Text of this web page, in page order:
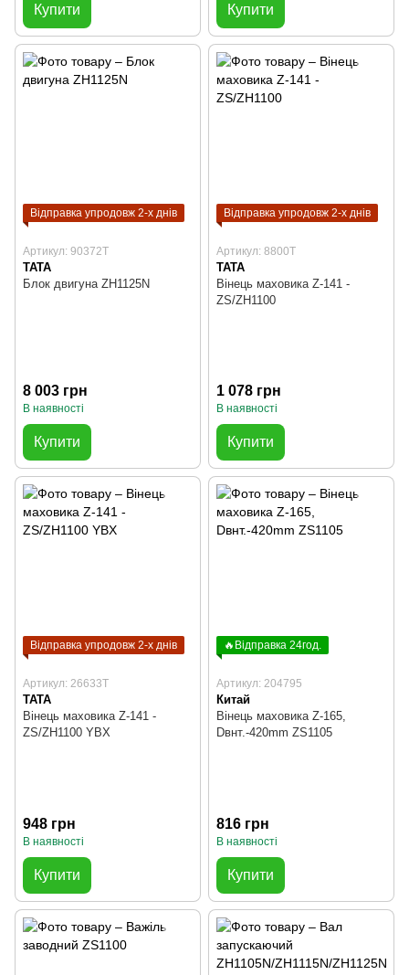
Купити Купити
Відправка упродовж 2-х днів
Артикул: 90372T
TATA
Блок двигуна ZH1125N
8 003 грн
В наявності
Купити
Відправка упродовж 2-х днів
Артикул: 8800T
TATA
Вінець маховика Z-141 -
ZS/ZH1100
1 078 грн
В наявності
Купити
Відправка упродовж 2-х днів
Артикул: 26633T
TATA
Вінець маховика Z-141 -
ZS/ZH1100 YBX
948 грн
В наявності
Купити
🔥Відправка 24год.
Артикул: 204795
Китай
Вінець маховика Z-165,
Dвнт.-420mm ZS1105
816 грн
В наявності
Купити